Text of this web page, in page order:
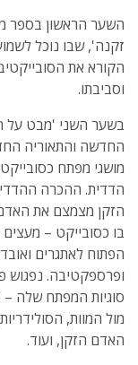
השער הראשון בספר
זקנה', שבו נוכל
הקורא את
וסביבתו.
בשער השני 'מבט על
החדשה והתאוריה
מושגי מפתח
הדדית. ההכרה
הזקן מצמצם את
בו כסובייקט – מעצים
הפתוח לאתגרים
ופרספקטיבה. נפגוש
סוגיות המפתח שלה –
מול המוות,
האדם הזקן, ועוד.